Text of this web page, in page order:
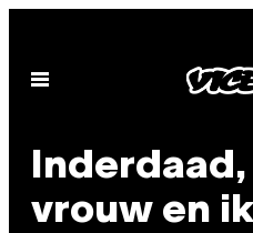
de Open
vrouw en